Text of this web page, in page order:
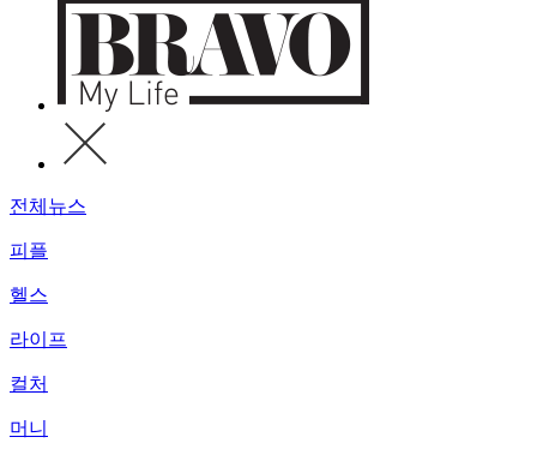
전체뉴스
피플
헬스
라이프
컬처
머니